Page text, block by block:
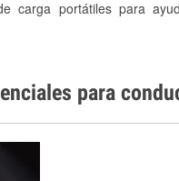
carga portátiles para
para